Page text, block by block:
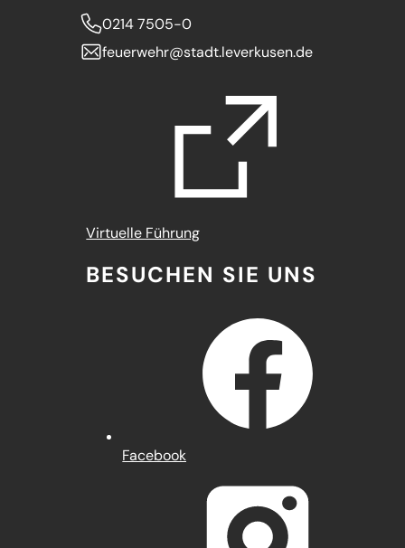
0214 7505-0
feuerwehr
stadt.leverkusende
Virtuelle Führung
BESUCHEN SIE UNS
Facebook